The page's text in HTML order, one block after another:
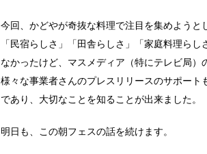
今回、かどやが奇抜な料理で注目を集めよう
「民宿らしさ」「田舎らしさ」「家庭料理ら
なかったけど、マスメディア（特にテレビ局
様々な事業者さんのプレスリリースのサポート
であり、大切なことを知ることが出来ました。
明日も、この朝フェスの話を続けます。